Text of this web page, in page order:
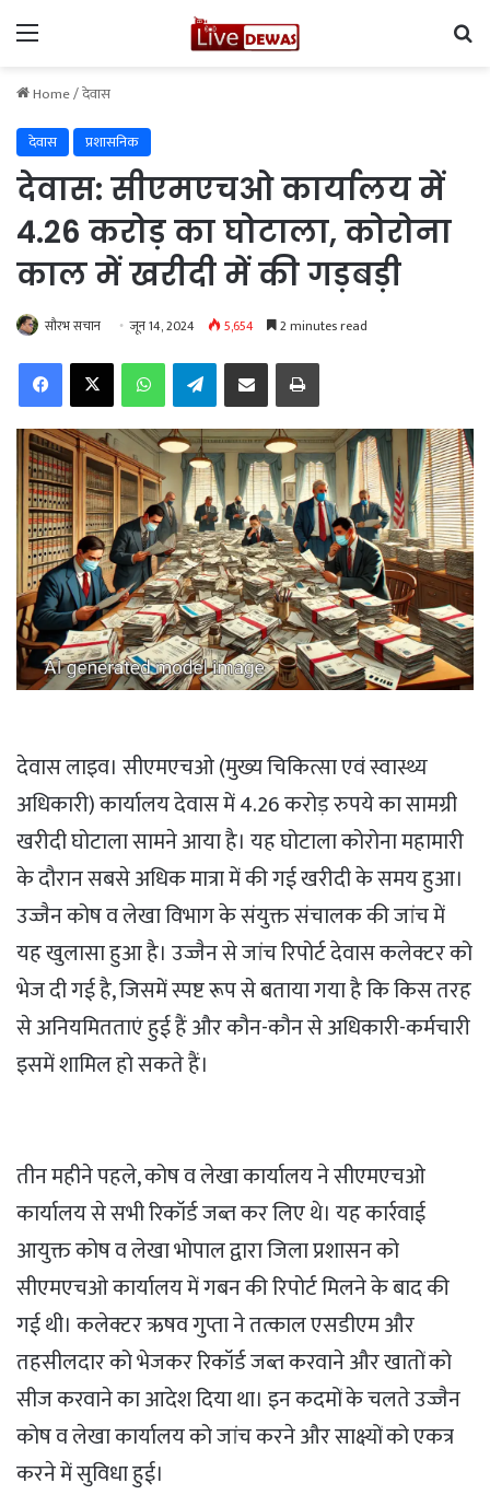
Menu
Home/देवास
देवास
प्रशासनिक
देवास: सीएमएचओ कार्यालय में
4.26 करोड़ का घोटाला, कोरोना
काल में खरीदी में की गड़बड़ी
सौरभ सचान जून 14, 2024 5,654 2 minutes read
FacebookX WhatsAppTelegramShare via Email Print
देवास लाइव। सीएमएचओ (मुख्य चिकित्सा एवं स्वास्थ्य
अधिकारी) कार्यालय देवास में 4.26 करोड़ रुपये का सामग्री
खरीदी घोटाला सामने आया है। यह घोटाला कोरोना महामारी
के दौरान सबसे अधिक मात्रा में की गई खरीदी के समय हुआ।
उज्जैन कोष व लेखा विभाग के संयुक्त संचालक की जांच में
यह खुलासा हुआ है। उज्जैन से जांच रिपोर्ट देवास कलेक्टर को
भेज दी गई है, जिसमें स्पष्ट रूप से बताया गया है कि किस तरह
से अनियमितताएं हुई हैं और कौन-कौन से अधिकारी-कर्मचारी
इसमें शामिल हो सकते हैं।
तीन महीने पहले, कोष व लेखा कार्यालय ने सीएमएचओ
कार्यालय से सभी रिकॉर्ड जब्त कर लिए थे। यह कार्रवाई
आयुक्त कोष व लेखा भोपाल द्वारा जिला प्रशासन को
सीएमएचओ कार्यालय में गबन की रिपोर्ट मिलने के बाद की
गई थी। कलेक्टर ऋषव गुप्ता ने तत्काल एसडीएम और
तहसीलदार को भेजकर रिकॉर्ड जब्त करवाने और खातों को
सीज करवाने का आदेश दिया था। इन कदमों के चलते उज्जैन
कोष व लेखा कार्यालय को जांच करने और साक्ष्यों को एकत्र
करने में सुविधा हुई।